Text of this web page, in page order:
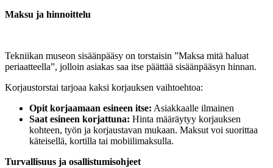
Maksu ja hinnoittelu
Tekniikan museon sisäänpääsy on torstaisin ”Maksa mitä haluat
periaatteella”, jolloin asiakas saa itse päättää sisäänpääsyn hinnan.
Korjaustorstai tarjoaa kaksi korjauksen vaihtoehtoa:
Opit korjaamaan esineen itse: Asiakkaalle ilmainen
Saat esineen korjattuna: Hinta määräytyy korjauksen
kohteen, työn ja korjaustavan mukaan. Maksut voi suorittaa
käteisellä, kortilla tai mobiilimaksulla.
Turvallisuus ja osallistumisohjeet